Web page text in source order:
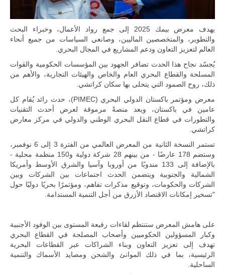
يهدف معرض بيمك 2025 إلى جمع رواد الأعمال، وخبراء البحث
والتطوير، والمتخصصين الماليين، وصانعي السياسات من جميع أنحاء
العالم لتعزيز التعاون ودعم المشاريع في المجال البحري.
يُجسّد نجاح هذا الحدث تضافر الجهود بين المؤسسات الحكومية والقوات
المسلحة والقطاع البحري العام والخاص والهيئات التجارية، والأهم من
ذلك، روح الصمود التي يتحلى بها سكان كراتشي.
معرض ومؤتمر باكستان الدولي البحري (PIMEC)، حدث رائد يُقام كل
عامين في باكستان، ويعد منصةً مرموقة لعرض أحدث التقنيات
والتطورات في قطاع النقل البحري الوطني والدولي في مركز معارض
كراتشي.
تستمر النسخة الثانية من المعرض العالمي من الفترة 3 إلى 6 نوفمبر،
وستضم 178 عارضًا - من بينهم 28 شركة دولية و150 منظمة محلية -
بالإضافة إلى 133 مندوبًا من أوروبا وآسيا والشرق الأوسط وأمريكا
الشمالية والجنوبية ويتضمن الحدث اجتماعات بين الشركات وبين
الشركات والحكومات، وتوقيع مذكرات تفاهم، ومؤتمرًا بحريًا دوليًا حول
"تسخير إمكانات الاقتصاد الأزرق من أجل التنمية المستدامة.
على هامش المعرض ستنتظم لقاءات رفيعة المستوى بين الوفود الأجنبية
وكبار المسؤولين الحكوميين وأصحاب المصلحة في القطاع البحري
تهدف إلى تعزيز التعاون وبناء الشراكات عبر القطاعات البحرية
الرئيسية، بما في ذلك الموانئ والشحن ومصايد الأسماك والتنمية
الساحلية.